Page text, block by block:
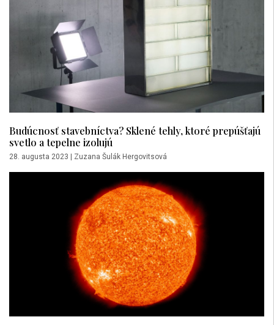
Budúcnosť stavebníctva? Sklené tehly, ktoré prepúšťajú
svetlo a tepelne izolujú
28. augusta 2023 Zuzana Šulák Hergovitsová